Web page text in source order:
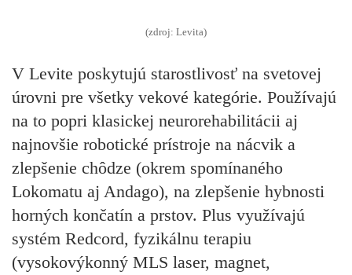
(zdroj: Levita)
V Levite poskytujú starostlivosť na svetovej
úrovni pre všetky vekové kategórie. Používajú
na to popri klasickej neurorehabilitácii aj
najnovšie robotické prístroje na nácvik a
zlepšenie chôdze (okrem spomínaného
Lokomatu aj Andago), na zlepšenie hybnosti
horných končatín a prstov. Plus využívajú
systém Redcord, fyzikálnu terapiu
(vysokovýkonný MLS laser, magnet,